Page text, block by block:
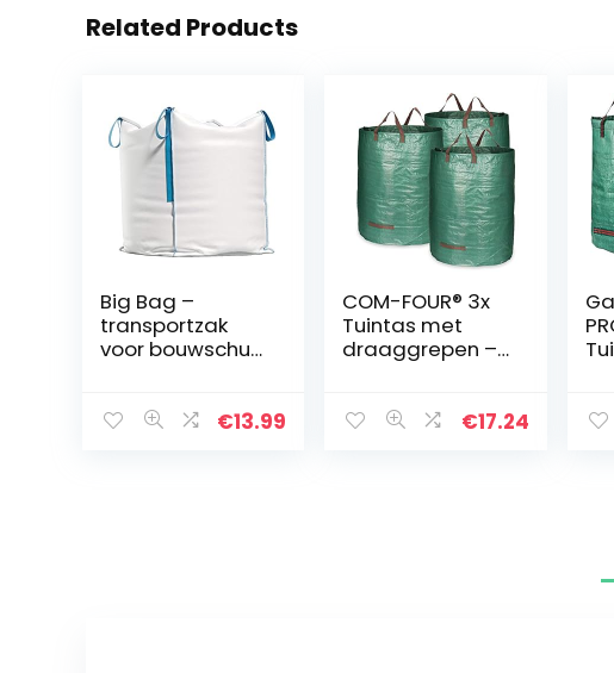
Related Products
Big Bag –
transportzak
voor bouwschut,
90x90x90 cm,
€13.99
COM-FOUR® 3x
Tuintas met
draaggrepen –
Scheurvaste€17.24